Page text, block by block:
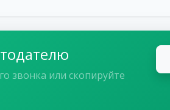
звонка или скопируйте